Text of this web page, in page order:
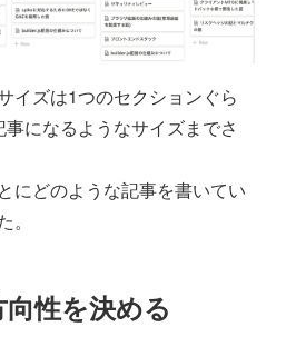
イズは1つのセクションぐら
になるようなサイズまでさ
にどのような記事を書いてい
性を決める